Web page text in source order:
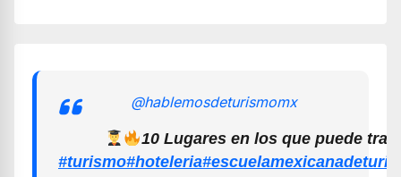
@hablemosdeturismomx
10 Lugares en los que puede
#turismo#hoteleria